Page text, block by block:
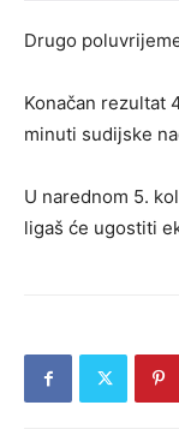
Drugo
Konačan rezultat
minuti sudijske
U narednom 5.
ligaš će ugostiti